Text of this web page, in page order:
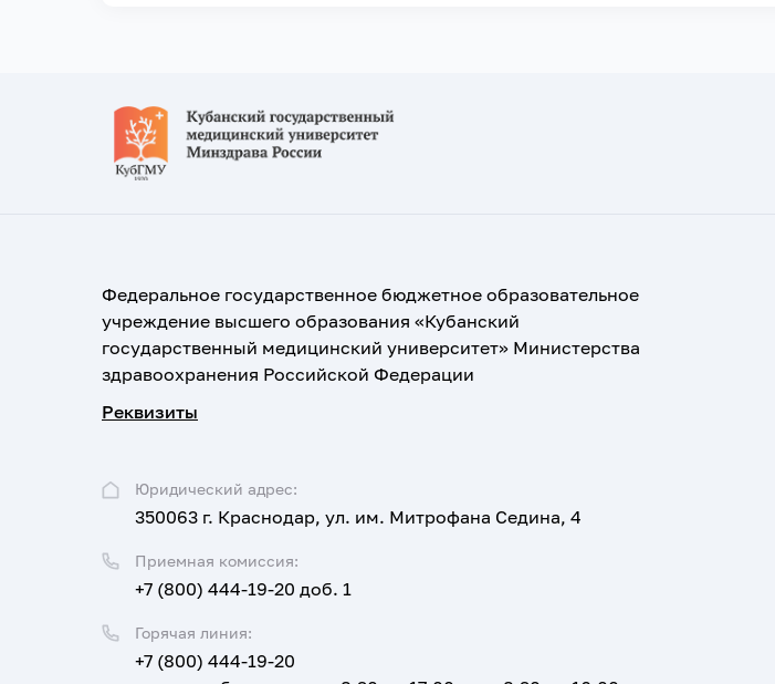
Федеральное государственное бюджетное образовательное
учреждение высшего образования «Кубанский
государственный медицинский университет» Министерства
здравоохранения Российской Федерации
Реквизиты
Юридический адрес:
350063 г. Краснодар, ул. им. Митрофана Седина, 4
Приемная комиссия:
+7 (800) 444-19-20 доб. 1
Горячая линия:
+7 (800) 444-19-20